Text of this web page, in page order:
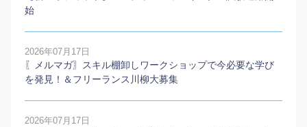
始
2026年07月17日
〖メルマガ〗スキル棚卸しワークショップで今必要な学び
を発見！＆フリーランス川柳大募集
2026年07月17日